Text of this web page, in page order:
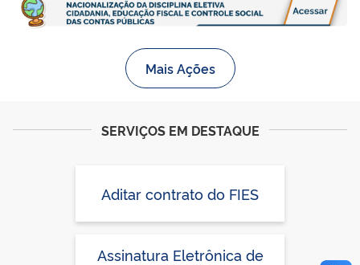
Mais Ações
SERVIÇOS EM DESTAQUE
Aditar contrato do FIES
Assinatura Eletrônica de